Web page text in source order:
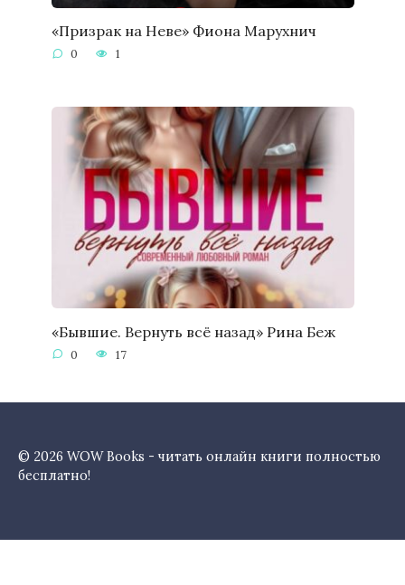
«Призрак на Неве» Фиона Марухнич
0 1
«Бывшие. Вернуть всё назад» Рина Беж
0 17
© 2026 WOW Books - читать онлайн книги полностью
бесплатно!